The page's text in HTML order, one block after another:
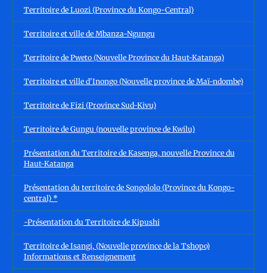
Territoire de Luozi (Province du Kongo-Central)
Territoire et ville de Mbanza-Ngungu
Territoire de Pweto (Nouvelle Province du Haut-Katanga)
Territoire et ville d'Inongo (Nouvelle province de Maï-ndombe)
Territoire de Fizi (Province Sud-Kivu)
Territoire de Gungu (nouvelle province de Kwilu)
Présentation du Territoire de Kasenga, nouvelle Province du
Haut-Katanga
Présentation du territoire de Songololo (Province du Kongo-
central) *
-Présentation du Territoire de Kipushi
Territoire de Isangi, (Nouvelle province de la Tshopo)
Informations et Renseignement